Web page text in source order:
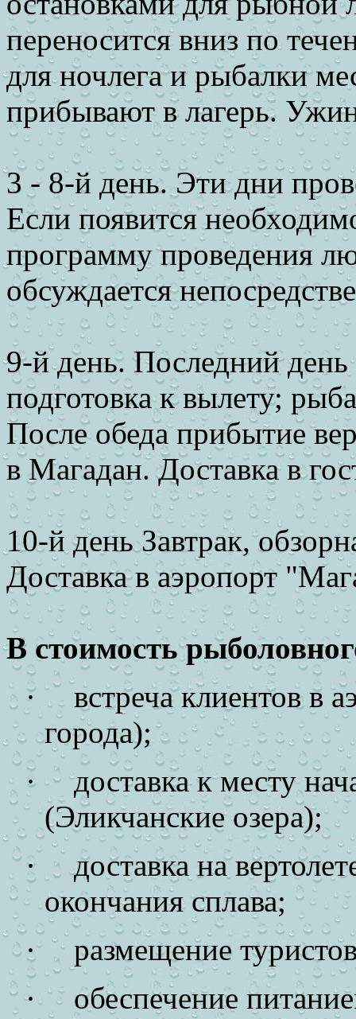
переносится вниз по
для ночлега и рыбалки
прибывают в лагерь.
3 - 8-й день. Эти дни
Если появится
программу проведения
обсуждается
9-й день. Последний день
подготовка к вылету;
После обеда прибытие
в Магадан. Доставка в
10-й день Завтрак,
Доставка в аэропорт
В стоимость
·
встреча клиентов в
города);
·
доставка к месту
(Эликчанские озера);
·
доставка на
окончания сплава;
·
размещение
·
обеспечение